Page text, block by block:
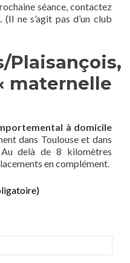
séance, contactez
(Il ne s’agit pas d’un club
Plaisançois,
maternelle
à domicile
dans Toulouse et dans
delà de 8 kilomètres
en complément.